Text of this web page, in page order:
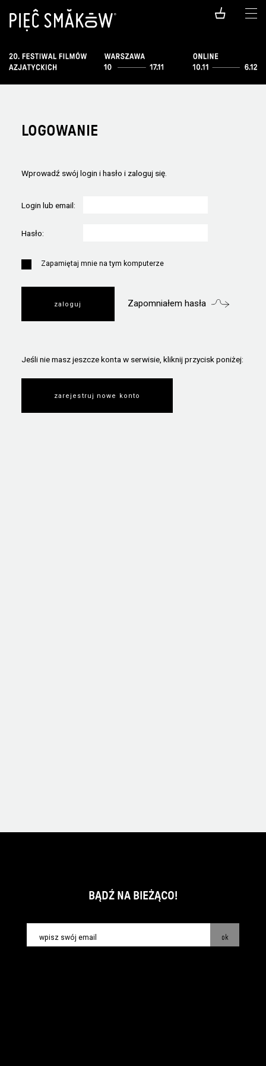
LOGOWANIE
Wprowadź swój login i hasło i zaloguj się.
Login lub email:
Hasło:
Zapamiętaj mnie na tym komputerze
Zapomniałem hasła
Jeśli nie masz jeszcze konta w serwisie, kliknij przycisk poniżej:
zarejestruj nowe konto
BĄDŹ NA BIEŻĄCO!
ok